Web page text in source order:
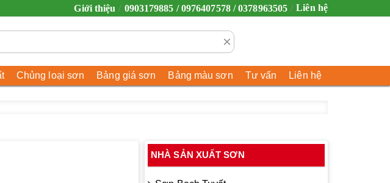
Giới thiệu 0903179885 / 0976407578 / 0378963505 Liên hệ
×
Chủng loại sơn Bảng giá sơn Bảng màu sơn Tư vấn Liên hệ
NHÀ SẢN XUẤT SƠN